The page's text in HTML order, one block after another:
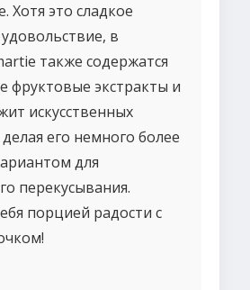
Хотя это сладкое
в
также содержатся
фруктовые экстракты и
искусственных
его немного более
для
перекусывания.
порцией радости с